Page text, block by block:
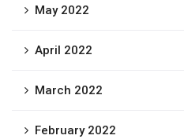
May 2022
April 2022
March 2022
February 2022